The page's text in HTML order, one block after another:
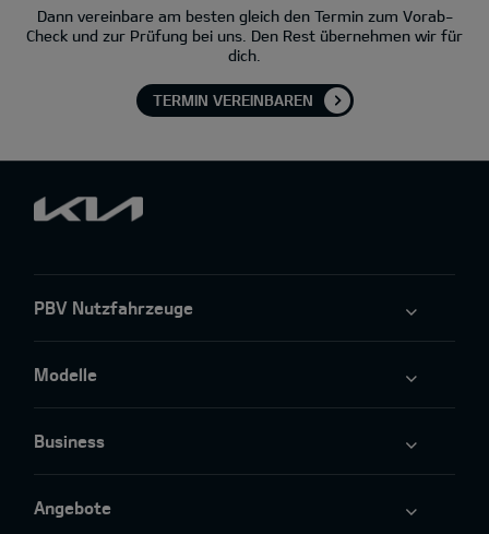
Dann vereinbare am besten gleich den Termin zum Vorab-
Check und zur Prüfung bei uns. Den Rest übernehmen wir für
dich.
TERMIN VEREINBAREN
PBV Nutzfahrzeuge
Modelle
Business
Angebote